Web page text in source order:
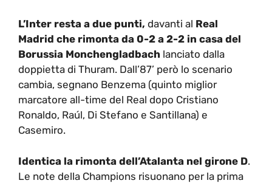
L’Inter resta a due punti, davanti al Real
Madrid che rimonta da 0-2 a 2-2 in casa del
Borussia Monchengladbach lanciato dalla
doppietta di Thuram. Dall’87’ però lo scenario
cambia, segnano Benzema (quinto miglior
marcatore all-time del Real dopo Cristiano
Ronaldo, Raúl, Di Stefano e Santillana) e
Casemiro.
Identica la rimonta dell’Atalanta nel girone D.
Le note della Champions risuonano per la prima